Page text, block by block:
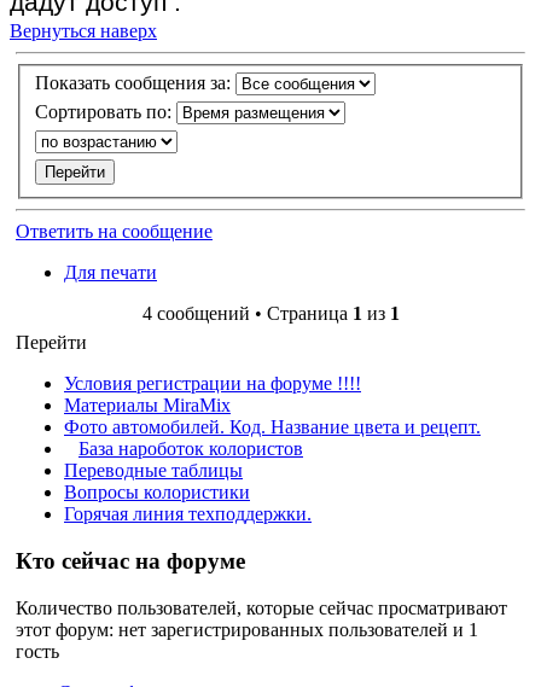
Вернуться наверх
Показать сообщения за:
Сортировать по:
Ответить на сообщение
Для печати
4 сообщений • Страница 1 из 1
Перейти
Условия регистрации на форуме !!!!
Материалы MiraMix
Фото автомобилей. Код. Название цвета и рецепт.
База нароботок колористов
Переводные таблицы
Вопросы колористики
Горячая линия техподдержки.
Кто сейчас на форуме
Количество пользователей, которые сейчас просматривают
этот форум: нет зарегистрированных пользователей и 1
гость